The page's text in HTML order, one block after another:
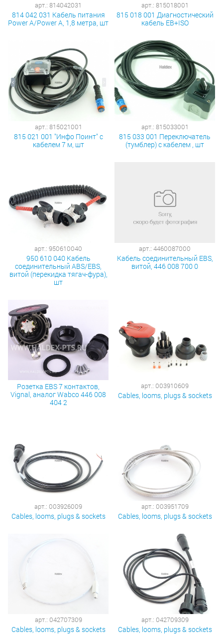
арт.: 814042031
814 042 031 Кабель питания
Power A/Power A, 1,8 метра, шт
арт.: 815018001
815 018 001 Диагностический
кабель EB+ISO
арт.: 815021001
815 021 001 "Инфо Поинт" с
кабелем 7 м, шт
арт.: 815033001
815 033 001 Переключатель
(тумблер) с кабелем , шт
арт.: 950610040
950 610 040 Кабель
соединительный ABS/EBS,
витой (перекидка тягач-фура),
шт
арт.: 4460087000
Кабель соединительный EBS,
витой, 446 008 700 0
Розетка EBS 7 контактов,
Vignal, аналог Wabco 446 008
404 2
арт.: 003910609
Cables, looms, plugs & sockets
арт.: 003926009
Cables, looms, plugs & sockets
арт.: 003951709
Cables, looms, plugs & sockets
арт.: 042707309
Cables, looms, plugs & sockets
арт.: 042709309
Cables, looms, plugs & sockets